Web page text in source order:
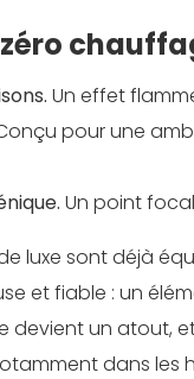
Un effet
pour une
Un point
luxe sont déjà
et fiable : un
devient un atout,
dans les